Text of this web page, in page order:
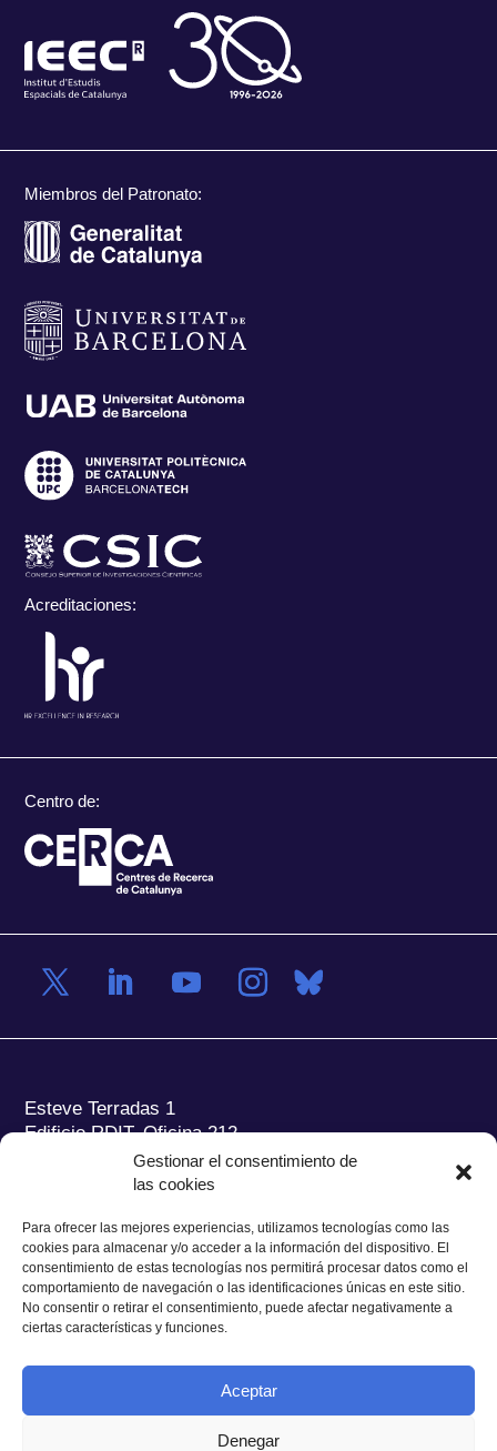
Gestionar el consentimiento de
las cookies
Para ofrecer las mejores experiencias, utilizamos tecnologías como las
cookies para almacenar y/o acceder a la información del dispositivo. El
consentimiento de estas tecnologías nos permitirá procesar datos como el
comportamiento de navegación o las identificaciones únicas en este sitio.
No consentir o retirar el consentimiento, puede afectar negativamente a
ciertas características y funciones.
Aceptar
Denegar
Miembros del Patronato:
Acreditaciones:
Centro de:
Esteve Terradas 1
Edificio RDIT, Oficina 212
Parc Mediterrani de la Tecnologia (PMT) Campus
08860 Castelldefels (Barcelona)
Tel.:+34 93 280 2088
Fax:+34 93 280 6395
E-mail:ieec@ieec.cat